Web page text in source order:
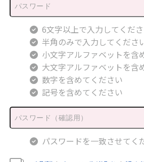
6文字以上で入力してくだ
半角のみで入力してくださ
小文字アルファベットを含
大文字アルファベットを含
数字を含めてください
記号を含めてください
パスワードを一致させてく